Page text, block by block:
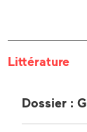
Littérature
Dossier :